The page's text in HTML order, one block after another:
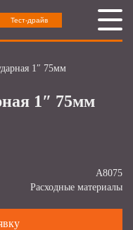
Тест-драйв
1″ 75мм
1″ 75мм
А8075
Расходные материалы